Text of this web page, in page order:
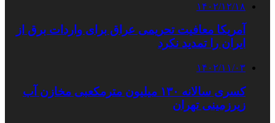
۱۴۰۲/۱۲/۱۸
آمریکا معافیت تحریمی عراق برای واردات برق از
ایران را تمدید نکرد
۱۴۰۲/۱۱/۰۳
کسری سالانه ۱۳۰ میلیون مترمکعبی مخازن آب
زیرزمینی تهران